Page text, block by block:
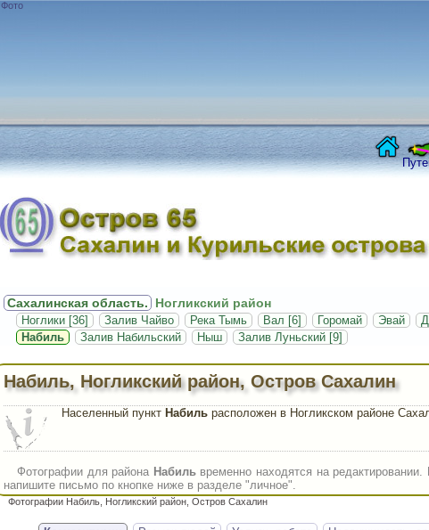
Фото
Сахалинская область. Ногликский район
Ноглики [36] Залив Чайво Река Тымь Вал [6] Горомай Эвай
Набиль
Залив Набильский Ныш Залив Луньский [9]
Набиль, Ногликский район, Остров Сахалин
Населенный пункт Набиль расположен в Ногликском районе
Фотографии для района Набильвременно находятся на
напишите письмо по кнопке ниже в разделе "личное".
Фотографии Набиль, Ногликский район, Остров Сахалин